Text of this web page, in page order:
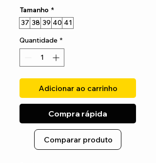
Tamanho *
37 38 39 40 41
Quantidade *
Adicionar ao carrinho
Compra rápida
Comparar produto